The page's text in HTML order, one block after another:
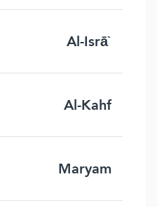
Al-Isrā`
Al-Kahf
Maryam